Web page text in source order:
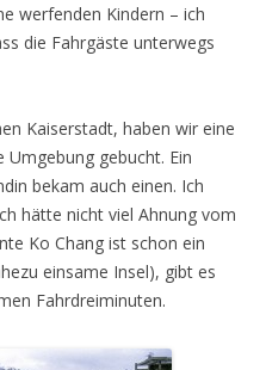
werfenden Kindern – ich
die Fahrgäste unterwegs
Kaiserstadt, haben wir eine
gebucht. Ein
bekam auch einen. Ich
hätte nicht viel Ahnung vom
Ko Chang ist schon ein
einsame Insel), gibt es
Fahrdreiminuten.